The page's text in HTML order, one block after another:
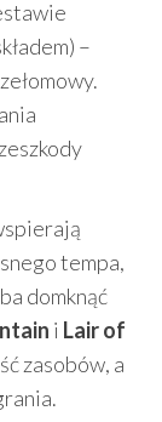
–
tempa,
domknąć
i Lair of
zasobów, a